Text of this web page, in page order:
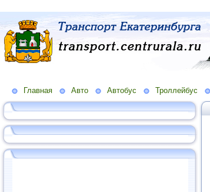
Главная Авто Автобус Троллейбус